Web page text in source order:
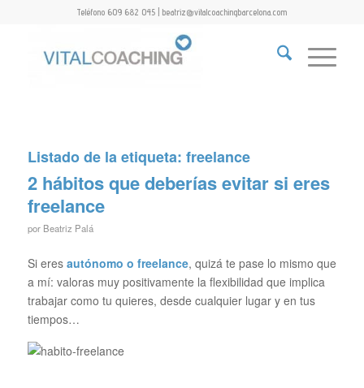
Teléfono 609 682 045 | beatriz@vitalcoachingbarcelona.com
Listado de la etiqueta: freelance
2 hábitos que deberías evitar si eres
freelance
por Beatriz Palá
Si eres autónomo o freelance, quizá te pase lo mismo que
a mí: valoras muy positivamente la flexibilidad que implica
trabajar como tu quieres, desde cualquier lugar y en tus
tiempos…